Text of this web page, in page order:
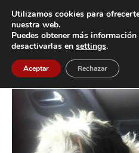
Inicio Etiquetas Sparrow
Etiqueta: Sparrow
Utilizamos cookies para
nuestra web.
Puedes obtener más
desactivarlas en settings.
Aceptar Rechazar